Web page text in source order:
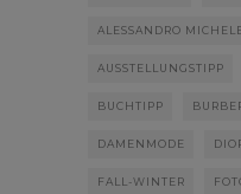
ALESSANDRO MICHELE
AUSSTELLUNGSTIPP
BUCHTIPP
DAMENMODE
FALL-WINTER